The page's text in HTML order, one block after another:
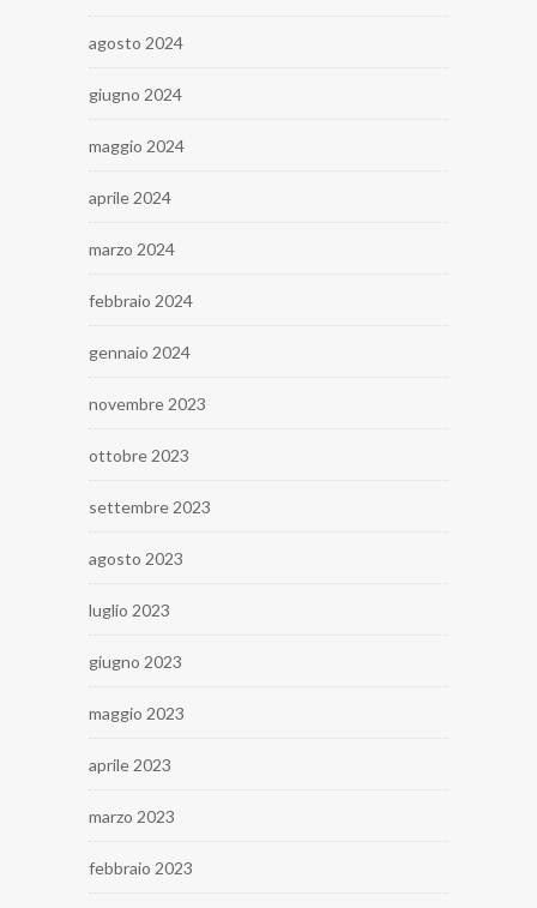
agosto 2024
giugno 2024
maggio 2024
aprile 2024
marzo 2024
febbraio 2024
gennaio 2024
novembre 2023
ottobre 2023
settembre 2023
agosto 2023
luglio 2023
giugno 2023
maggio 2023
aprile 2023
marzo 2023
febbraio 2023